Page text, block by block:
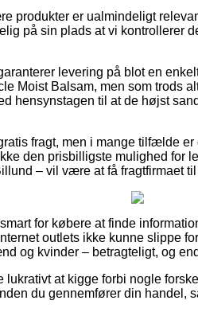
produkter er ualmindeligt
på sin plads at vi kontrollerer
levering på blot en
Moist Balsam, men som trods
hensynstagen til at de højst
fragt, men i mange tilfælde
den prisbilligste mulighed for
– vil være at få fragtfirmaet
for købere at finde
outlets ikke kunne slippe
og kvinder – betragteligt, og
lukrativt at kigge forbi nogle
du gennemfører din handel,